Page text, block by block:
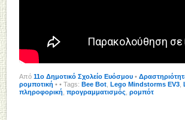
Από11o Δημοτικό Σχολείο Ευόσμου •
ρομποτική • • Tags:Bee Bot ,Lego Mindstorms EV3 ,
πληροφορική ,προγραμματισμός ,ρομπότ